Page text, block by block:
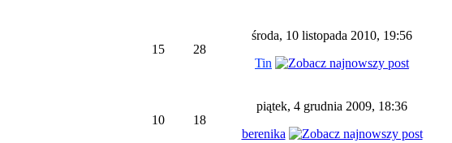
15 28
środa, 10 listopada 2010, 19:56
Tin
10 18
piątek, 4 grudnia 2009, 18:36
berenika